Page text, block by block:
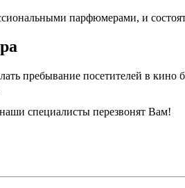
парфюмерами, и
пребывание посетителей в
наши специалисты перезвонят Вам!